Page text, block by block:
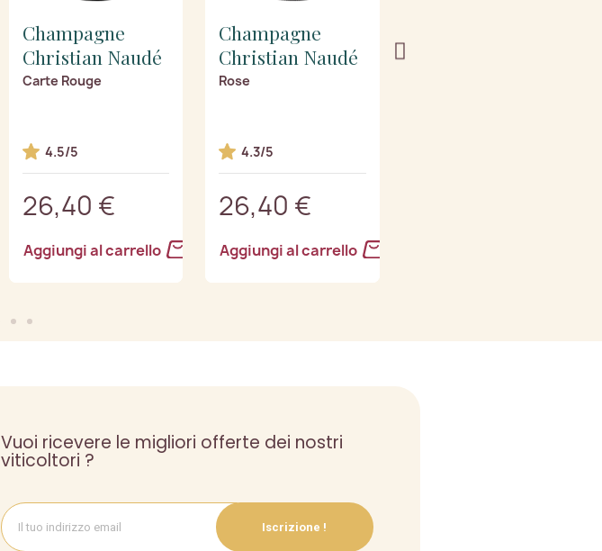
Champagne
Christian Naudé
Carte Rouge
4.5/5
26,40 €
Aggiungi al carrello
Champagne
Christian Naudé
Rose
4.3/5
26,40 €
Aggiungi al carrello
Vuoi ricevere le migliori offerte dei nostri
viticoltori ?
Iscrizione !